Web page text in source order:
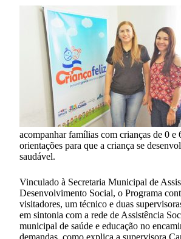
acompanhar famílias com crianças de 0 e
orientações para que a criança se
saudável.
Vinculado à Secretaria Municipal de
Desenvolvimento Social, o Programa
visitadores, um técnico e duas
em sintonia com a rede de Assistência
municipal de saúde e educação no
demandas, como explica a supervisora